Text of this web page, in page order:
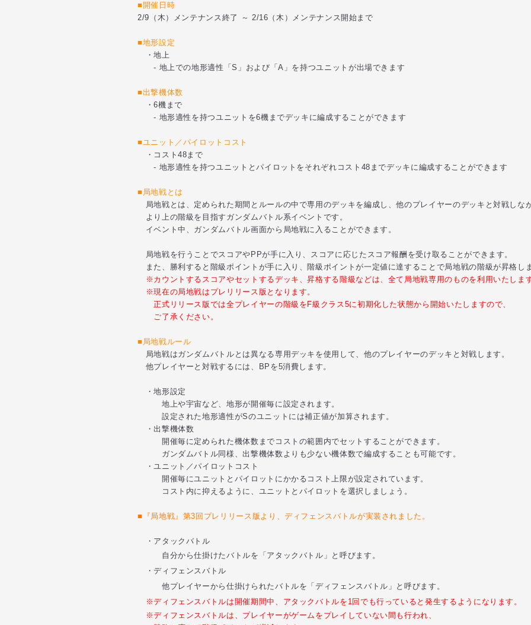
■開催日時
2/9（木）メンテナンス終了 ～ 2/16（木）メンテナンス開始まで
■地形設定
・地上
- 地上での地形適性「S」および「A」を持つユニットが出場できます
■出撃機体数
・6機まで
- 地形適性を持つユニットを6機までデッキに編成することができます
■ユニット／パイロットコスト
・コスト48まで
- 地形適性を持つユニットとパイロットをそれぞれコスト48までデッキに編成することができます
■局地戦とは
局地戦とは、定められた期間とルールの中で専用のデッキを編成し、他のプレイヤーのデッキと対戦しなが
より上の階級を目指すガンダムバトル系イベントです。
イベント中、ガンダムバトル画面から局地戦に入ることができます。
局地戦を行うことでスコアやPPが手に入り、スコアに応じたスコア報酬を受け取ることができます。
また、勝利すると階級ポイントが手に入り、階級ポイントが一定値に達することで局地戦の階級が昇格しま
※カウントするスコアやセットするデッキ、昇格する階級などは、全て局地戦専用のものを利用いたします
※現在の局地戦はプレリリース版となります。
正式リリース版では全プレイヤーの階級をF級クラス5に初期化した状態から開始いたしますので、
ご了承ください。
■局地戦ルール
局地戦はガンダムバトルとは異なる専用デッキを使用して、他のプレイヤーのデッキと対戦します。
他プレイヤーと対戦するには、BPを5消費します。
・地形設定
地上や宇宙など、地形が開催毎に設定されます。
設定された地形適性がSのユニットには補正値が加算されます。
・出撃機体数
開催毎に定められた機体数までコストの範囲内でセットすることができます。
ガンダムバトル同様、出撃機体数よりも少ない機体数で編成することも可能です。
・ユニット／パイロットコスト
開催毎にユニットとパイロットにかかるコスト上限が設定されています。
コスト内に抑えるように、ユニットとパイロットを選択しましょう。
■『局地戦』第3回プレリリース版より、ディフェンスバトルが実装されました。
・アタックバトル
自分から仕掛けたバトルを「アタックバトル」と呼びます。
・ディフェンスバトル
他プレイヤーから仕掛けられたバトルを「ディフェンスバトル」と呼びます。
※ディフェンスバトルは開催期間中、アタックバトルを1回でも行っていると発生するようになります。
※ディフェンスバトルは、プレイヤーがゲームをプレイしていない間も行われ、